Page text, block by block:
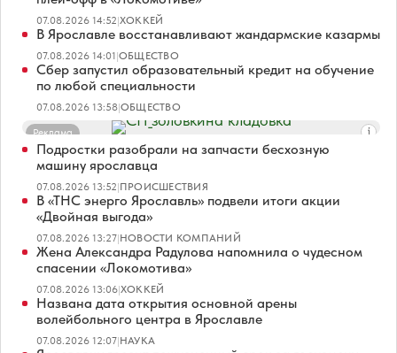
07.08.2026 14:52|ХОККЕЙ
В Ярославле восстанавливают жандармские казармы
07.08.2026 14:01|ОБЩЕСТВО
Сбер запустил образовательный кредит на обучение
по любой специальности
07.08.2026 13:58|ОБЩЕСТВО
Реклама
Подростки разобрали на запчасти бесхозную
машину ярославца
07.08.2026 13:52|ПРОИСШЕСТВИЯ
В «ТНС энерго Ярославль» подвели итоги акции
«Двойная выгода»
07.08.2026 13:27|НОВОСТИ КОМПАНИЙ
Жена Александра Радулова напомнила о чудесном
спасении «Локомотива»
07.08.2026 13:06|ХОККЕЙ
Названа дата открытия основной арены
волейбольного центра в Ярославле
07.08.2026 12:07|НАУКА